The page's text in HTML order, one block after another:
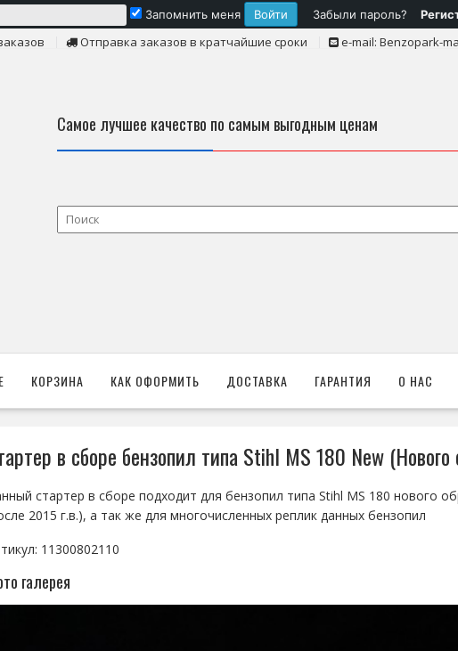
Запомнить меня Забыли пароль?
Отправка заказов в кратчайшие сроки e-mail: Benzopark-
Самое лучшее качество по самым выгодным ценам
КОРЗИНА КАК ОФОРМИТЬ ДОСТАВКА ГАРАНТИЯ О НАС
в сборе бензопил типа Stihl MS 180 New (Нового
стартер в сборе подходит для бензопил типа Stihl MS 180 нового
2015 г.в.), а так же для многочисленных реплик данных бензопил
11300802110
галерея